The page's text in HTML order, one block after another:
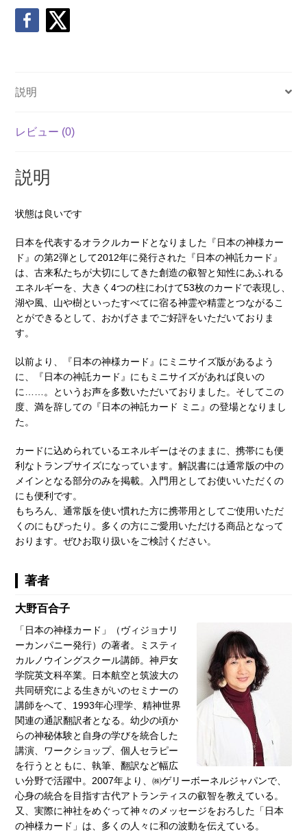
説明
レビュー (0)
説明
状態は良いです
日本を代表するオラクルカードとなりました『日本の神様カー
ド』の第2弾として2012年に発行された『日本の神託カード』
は、古来私たちが大切にしてきた創造の叡智と知性にあふれる
エネルギーを、大きく4つの柱にわけて53枚のカードで表現し、
湖や風、山や樹といったすべてに宿る神霊や精霊とつながるこ
とができるとして、おかげさまでご好評をいただいておりま
す。
以前より、『日本の神様カード』にミニサイズ版があるよう
に、『日本の神託カード』にもミニサイズがあれば良いの
に……。というお声を多数いただいておりました。そしてこの
度、満を辞しての『日本の神託カード ミニ』の登場となりまし
た。
カードに込められているエネルギーはそのままに、携帯にも便
利なトランプサイズになっています。解説書には通常版の中の
メインとなる部分のみを掲載。入門用としてお使いいただくの
にも便利です。
もちろん、通常版を使い慣れた方に携帯用としてご使用いただ
くのにもぴったり。多くの方にご愛用いただける商品となって
おります。ぜひお取り扱いをご検討ください。
著者
大野百合子
「日本の神様カード」（ヴィジョナリ
ーカンパニー発行）の著者。ミスティ
カルノウイングスクール講師。神戸女
学院英文科卒業。日本航空と筑波大の
共同研究による生きがいのセミナーの
講師をへて、1993年心理学、精神世界
関連の通訳翻訳者となる。幼少の頃か
らの神秘体験と自身の学びを統合した
講演、ワークショップ、個人セラピー
を行うとともに、執筆、翻訳など幅広
い分野で活躍中。2007年より、㈱ゲリーボーネルジャパンで、
心身の統合を目指す古代アトランティスの叡智を教えている。
又、実際に神社をめぐって神々のメッセージをおろした「日本
の神様カード」は、多くの人々に和の波動を伝えている。